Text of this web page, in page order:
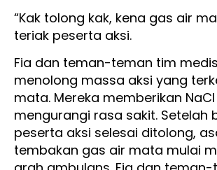
“Kak tolong kak, kena gas air
teriak peserta aksi.
Fia dan teman-teman tim
menolong massa aksi yang
mata. Mereka memberikan
mengurangi rasa sakit. Setelah
peserta aksi selesai ditolong,
tembakan gas air mata mulai